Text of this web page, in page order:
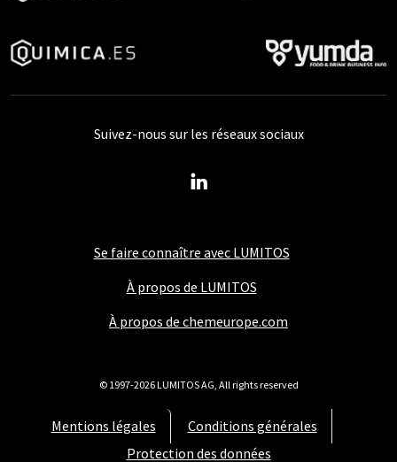
Se faire connaître avec LUMITOS
À propos de LUMITOS
À propos de chemeurope.com
Mentions légales
Conditions générales
Protection des données
Suivez-nous sur les réseaux sociaux
© 1997-2026 LUMITOS AG, All rights reserved